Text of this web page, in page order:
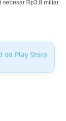
sebesar Rp3,8 miliar